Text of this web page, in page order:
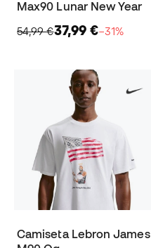
Max90 Lunar New Year
54,99 €37,99 €−31%
Camiseta Lebron James